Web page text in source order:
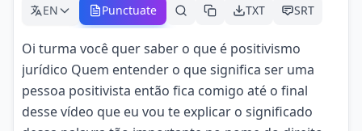
EN Punctuate TXT SRT
Oi turma você quer saber o que é positivismo
jurídico Quem entender o que significa ser uma
pessoa positivista então fica comigo até o final
desse vídeo que eu vou te explicar o significado